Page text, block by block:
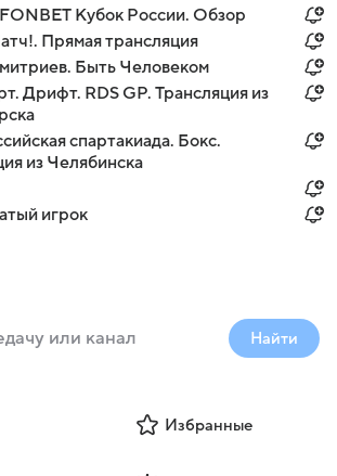
Кубок России. Обзор
Прямая трансляция
Быть Человеком
Дрифт. RDS GP. Трансляция из
спартакиада. Бокс.
из Челябинска
игрок
Найти
Избранные